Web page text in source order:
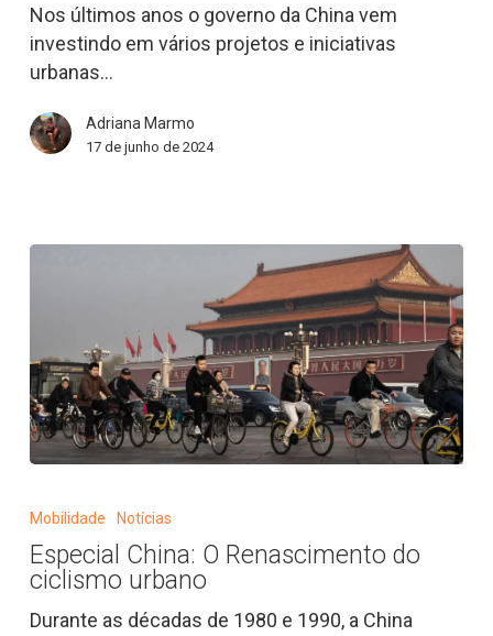
Nos últimos anos o governo da China vem
investindo em vários projetos e iniciativas
urbanas…
Adriana Marmo
17 de junho de 2024
Renascimento
do
ciclismo
Mobilidade Notícias
Especial China: O Renascimento do
ciclismo urbano
Durante as décadas de 1980 e 1990, a China